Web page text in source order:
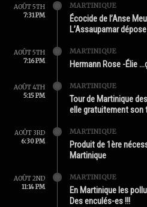
AOÛT 5TH
7:31 PM
MARTINIQUE
Écocide de l’Anse
L’Assaupamar
AOÛT 5TH
7:16 PM
MARTINIQUE
Hermann Rose -Élie
AOÛT 4TH
5:15 PM
MARTINIQUE
Tour de Martinique
elle gratuitement son
AOÛT 3RD
6:30 PM
MARTINIQUE
Produit de 1ère
Martinique
AOÛT 2ND
11:14 PM
MARTINIQUE
En Martinique les
Des enculés-es !!!